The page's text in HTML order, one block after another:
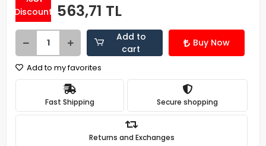
Discount 563,71 TL
Add to
cart
Buy Now
Add to my favorites
Fast Shipping Secure shopping
Returns and Exchanges